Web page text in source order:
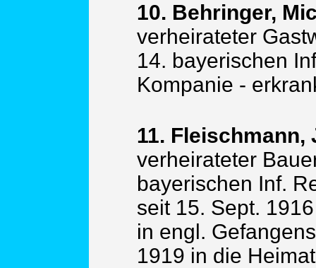
10. Behringer,
verheirateter
14. bayerischen
Kompanie -
11. Fleischmann,
verheirateter
bayerischen Inf.
seit 15. Sept.
in engl.
1919 in die